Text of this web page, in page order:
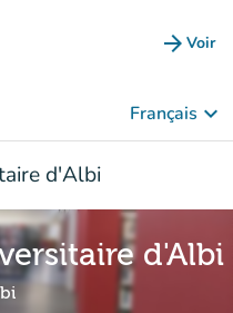
arrow_forward Voir
Français keyboard_arrow_down
d'Albi
d'Albi